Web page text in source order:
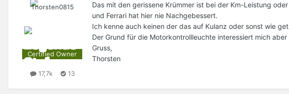
Certified Owner
17,7k 13
Das mit den gerissene Krümmer ist bei der Km-Leistung
und Ferrari hat hier nie Nachgebessert.
Ich kenne auch keinen der das auf Kulanz oder sonst wie
Der Grund für die Motorkontrollleuchte interessiert mich
Gruss,
Thorsten